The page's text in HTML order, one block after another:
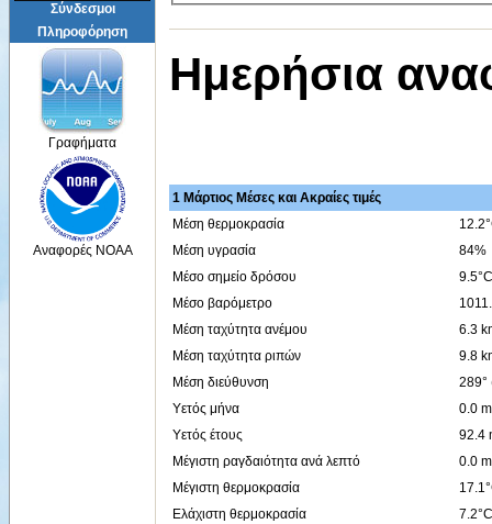
Σύνδεσμοι
Πληροφόρηση
Γραφήματα
Αναφορές NOAA
Ημερήσια
1 Μάρτιος Μέσες και Ακραίες τιμές
Μέση θερμοκρασία
Μέση υγρασία
84%
Μέσο σημείο δρόσου
9.5°C
Μέσο βαρόμετρο
Μέση ταχύτητα ανέμου
6.3
Μέση ταχύτητα ριπών
9.8
Μέση διεύθυνση
Υετός μήνα
0.0
Υετός έτους
92.4
Μέγιστη ραγδαιότητα ανά λεπτό
0.0
Μέγιστη θερμοκρασία
Ελάχιστη θερμοκρασία